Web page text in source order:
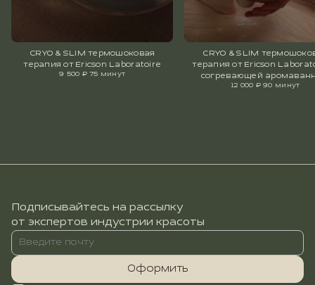
CRYO & SLIM термошоковая
терапия от Ericson Laboratoire
9 500 ₽ 75 минут
CRYO & SLIM
терапия от Ericson
согревающей
12 000 ₽ 90 минут
Подписывайтесь на рассылку
от экспертов индустрии красоты
Оформить